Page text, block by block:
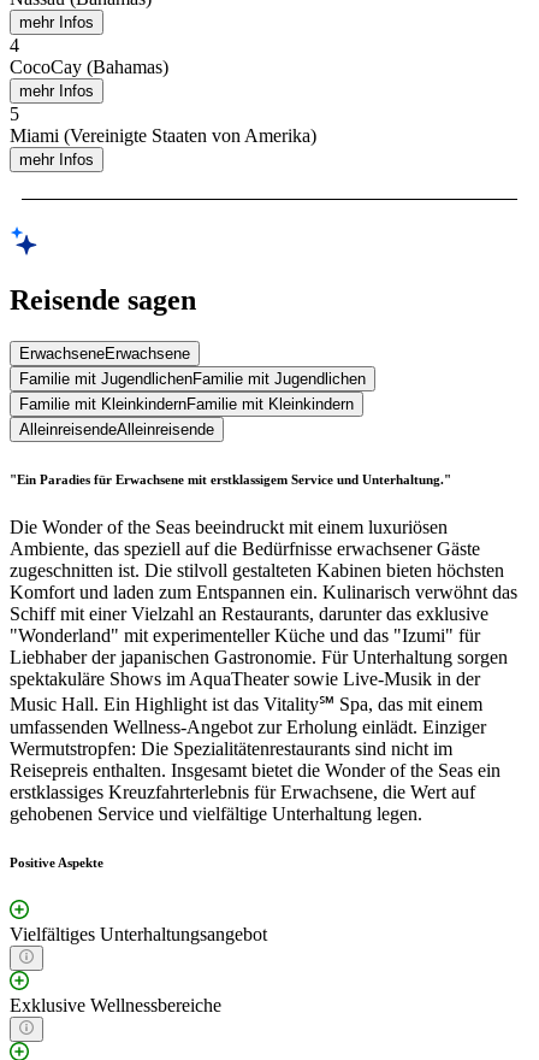
mehr Infos
4
CocoCay (Bahamas)
mehr Infos
5
Miami (Vereinigte Staaten von Amerika)
mehr Infos
Reisende sagen
ErwachseneErwachsene
Familie mit JugendlichenFamilie mit Jugendlichen
Familie mit KleinkindernFamilie mit Kleinkindern
AlleinreisendeAlleinreisende
"Ein Paradies für Erwachsene mit erstklassigem Service und Unterhaltung."
Die Wonder of the Seas beeindruckt mit einem luxuriösen
Ambiente, das speziell auf die Bedürfnisse erwachsener Gäste
zugeschnitten ist. Die stilvoll gestalteten Kabinen bieten höchsten
Komfort und laden zum Entspannen ein. Kulinarisch verwöhnt das
Schiff mit einer Vielzahl an Restaurants, darunter das exklusive
"Wonderland" mit experimenteller Küche und das "Izumi" für
Liebhaber der japanischen Gastronomie. Für Unterhaltung sorgen
spektakuläre Shows im AquaTheater sowie Live-Musik in der
Music Hall. Ein Highlight ist das Vitality℠ Spa, das mit einem
umfassenden Wellness-Angebot zur Erholung einlädt. Einziger
Wermutstropfen: Die Spezialitätenrestaurants sind nicht im
Reisepreis enthalten. Insgesamt bietet die Wonder of the Seas ein
erstklassiges Kreuzfahrterlebnis für Erwachsene, die Wert auf
gehobenen Service und vielfältige Unterhaltung legen.
Positive Aspekte
Vielfältiges Unterhaltungsangebot
Exklusive Wellnessbereiche